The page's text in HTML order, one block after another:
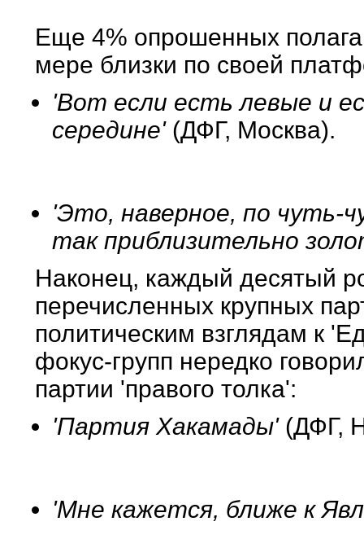
Еще 4% опрошенных
мере близки по своей
'Вот если есть левые и
середине'(ДФГ, Москва).
'Это, наверное, по чуть-
так приблизительно
Наконец, каждый десятый
перечисленных крупных
политическим взглядам к
фокус-групп нередко
партии 'правого толка':
'Партия Хакамады'(ДФГ,
'Мне кажется, ближе к